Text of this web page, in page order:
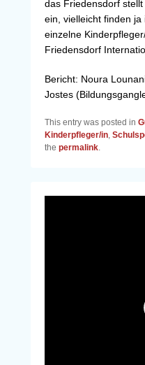
das Friedensdorf
ein, vielleicht finden
einzelne
Friedensdorf
Bericht: Noura
Jostes
This entry was posted in
Kinderpfleger/in,
the permalink.